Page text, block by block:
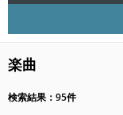
楽曲
検索結果：95件